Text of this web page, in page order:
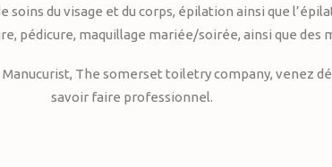
soins du visage et du corps, épilation ainsi que
pédicure, maquillage mariée/soirée, ainsi que des
The somerset toiletry company, venez
savoir faire professionnel.